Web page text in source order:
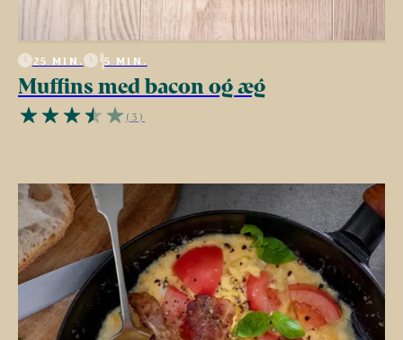
25 MIN. 5 MIN.
Muffins med bacon og æg
(3)